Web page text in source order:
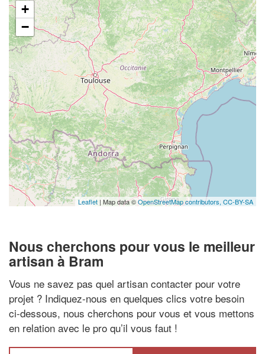
+
−
Leaflet | Map data ©OpenStreetMap contributors, CC-BY-SA
Nous cherchons pour vous le meilleur
artisan à Bram
Vous ne savez pas quel artisan contacter pour votre
projet ? Indiquez-nous en quelques clics votre besoin
ci-dessous, nous cherchons pour vous et vous mettons
en relation avec le pro qu’il vous faut !